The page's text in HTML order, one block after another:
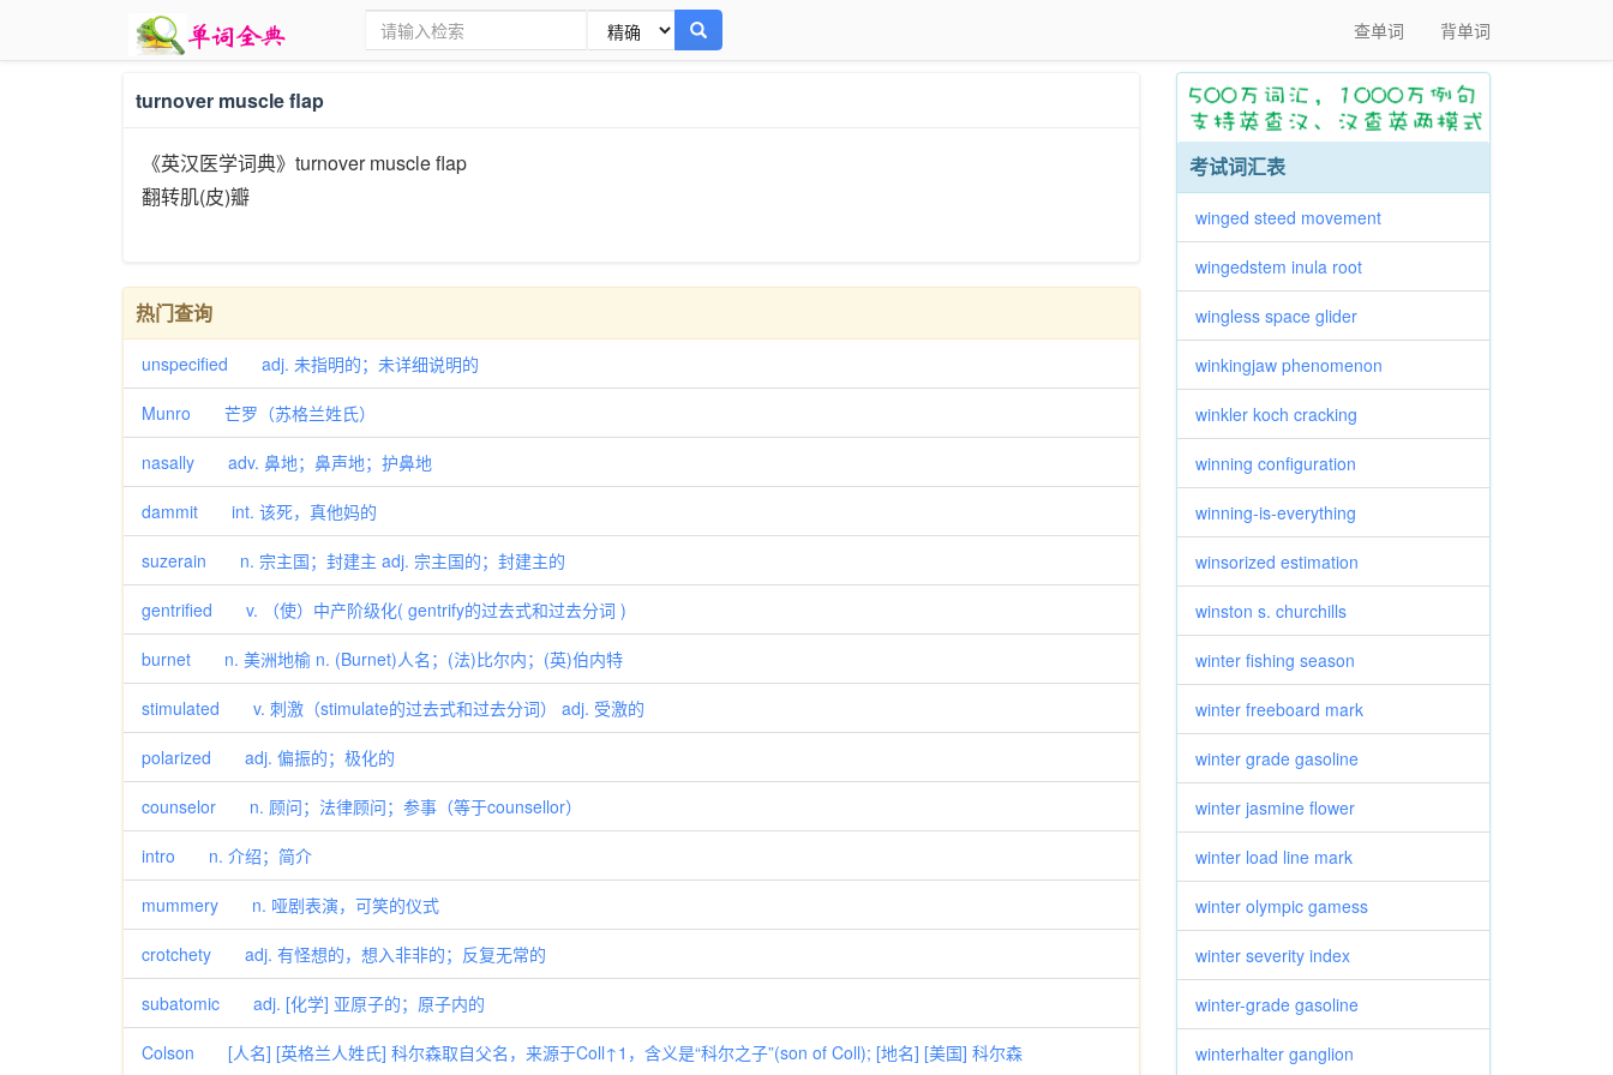
查单词 背单词
turnover muscle flap
《英汉医学词典》turnover muscle flap
翻转肌(皮)瓣
热门查询
unspecified adj. 未指明的；未详细说明的
Munro 芒罗（苏格兰姓氏）
nasally adv. 鼻地；鼻声地；护鼻地
dammit int. 该死，真他妈的
suzerain n. 宗主国；封建主 adj. 宗主国的；封建主的
gentrified v. （使）中产阶级化( gentrify的过去式和过去分词 )
burnet n. 美洲地榆 n. (Burnet)人名；(法)比尔内；(英)伯内特
stimulated v. 刺激（stimulate的过去式和过去分词） adj. 受激的
polarized adj. 偏振的；极化的
counselor n. 顾问；法律顾问；参事（等于counsellor）
intro n. 介绍；简介
mummery n. 哑剧表演，可笑的仪式
crotchety adj. 有怪想的，想入非非的；反复无常的
subatomic adj. [化学] 亚原子的；原子内的
Colson [人名] [英格兰人姓氏] 科尔森取自父名，来源于Coll↑1，含义是“科尔之子”(son of Coll); [地名] [美国] 科尔森
考试词汇表
winged steed movement
wingedstem inula root
wingless space glider
winkingjaw phenomenon
winkler koch cracking
winning configuration
winning-is-everything
winsorized estimation
winston s. churchills
winter fishing season
winter freeboard mark
winter grade gasoline
winter jasmine flower
winter load line mark
winter olympic gamess
winter severity index
winter-grade gasoline
winterhalter ganglion